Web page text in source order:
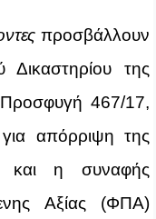
προσβάλλουν
Δικαστηρίου της
467/17,
απόρριψη της
και η συναφής
Αξίας (ΦΠΑ)